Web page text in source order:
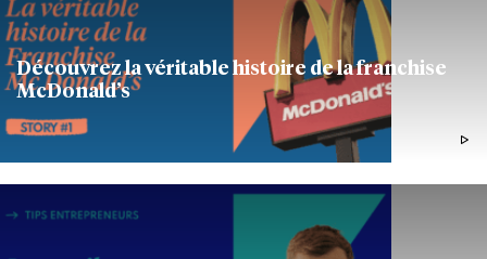
Découvrez la véritable histoire de la franchise
McDonald’s
1MIN46 ACTUALITÉS